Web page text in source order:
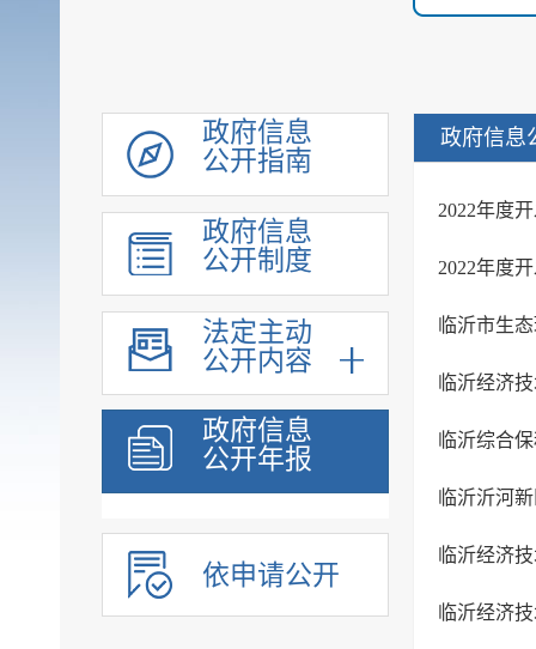
政府信息
公开指南
政府信息
公开制度
法定主动
公开内容
政府信息
公开年报
依申请公开
政府信息
2022年度
2022年度
临沂市生
临沂经济
临沂综合
临沂沂河
临沂经济
临沂经济